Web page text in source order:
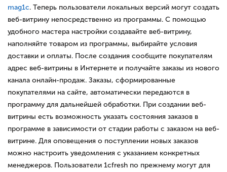
mag1c. Теперь пользователи локальных версий могут создать
веб-витрину непосредственно из программы. С помощью
удобного мастера настройки создавайте веб-витрину,
наполняйте товаром из программы, выбирайте условия
доставки и оплаты. После создания сообщите покупателям
адрес веб-витрины в Интернете и получайте заказы из нового
канала онлайн-продаж. Заказы, сформированные
покупателями на сайте, автоматически передаются в
программу для дальнейшей обработки. При создании веб-
витрины есть возможность указать состояния заказов в
программе в зависимости от стадии работы с заказом на веб-
витрине. Для оповещения о поступлении новых заказов
можно настроить уведомления с указанием конкретных
менеджеров. Пользователи 1сfresh по прежнему могут для